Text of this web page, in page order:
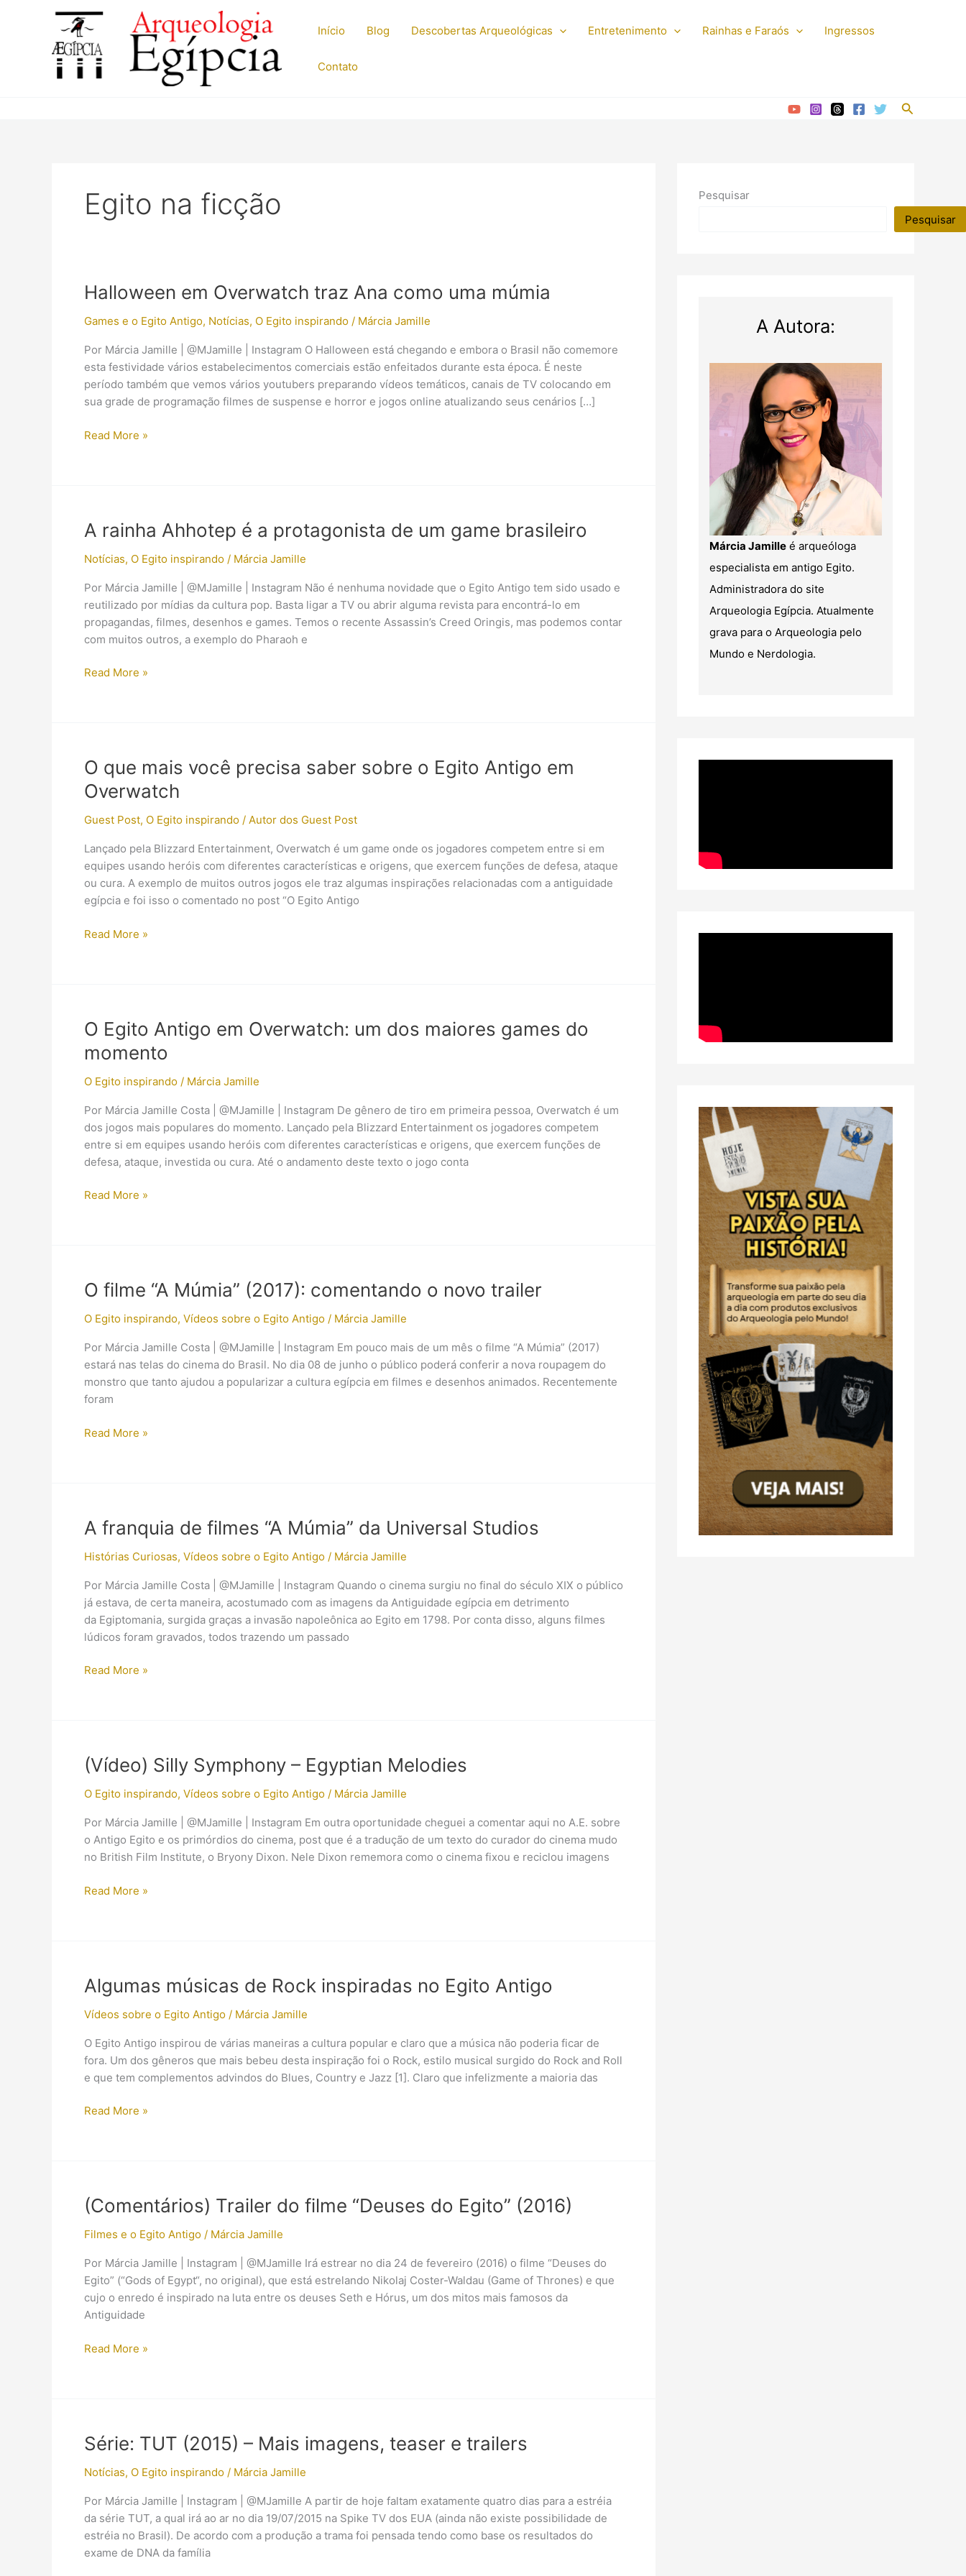
Início Blog Descobertas Arqueológicas Entretenimento Rainhas e Faraós Ingressos
Contato
Pesquisar
Egito na ficção
Halloween em Overwatch traz Ana como uma múmia
Games e o Egito Antigo, Notícias, O Egito inspirando / Márcia Jamille
Por Márcia Jamille | @MJamille | Instagram O Halloween está chegando e embora o Brasil não comemore
esta festividade vários estabelecimentos comerciais estão enfeitados durante esta época. É neste
período também que vemos vários youtubers preparando vídeos temáticos, canais de TV colocando em
sua grade de programação filmes de suspense e horror e jogos online atualizando seus cenários […]
Halloween
como
uma
múmia
Read More »
A rainha Ahhotep é a protagonista de um game brasileiro
Notícias, O Egito inspirando / Márcia Jamille
Por Márcia Jamille | @MJamille | Instagram Não é nenhuma novidade que o Egito Antigo tem sido usado e
reutilizado por mídias da cultura pop. Basta ligar a TV ou abrir alguma revista para encontrá-lo em
propagandas, filmes, desenhos e games. Temos o recente Assassin’s Creed Oringis, mas podemos contar
com muitos outros, a exemplo do Pharaoh e
A
protagonista
de
um
brasileiro
Read More »
O que mais você precisa saber sobre o Egito Antigo em
Overwatch
Guest Post, O Egito inspirando / Autor dos Guest Post
Lançado pela Blizzard Entertainment, Overwatch é um game onde os jogadores competem entre si em
equipes usando heróis com diferentes características e origens, que exercem funções de defesa, ataque
ou cura. A exemplo de muitos outros jogos ele traz algumas inspirações relacionadas com a antiguidade
egípcia e foi isso o comentado no post “O Egito Antigo
O
saber
sobre
o
Antigo
em
Overwatch
Read More »
O Egito Antigo em Overwatch: um dos maiores games do
momento
O Egito inspirando / Márcia Jamille
Por Márcia Jamille Costa | @MJamille | Instagram De gênero de tiro em primeira pessoa, Overwatch é um
dos jogos mais populares do momento. Lançado pela Blizzard Entertainment os jogadores competem
entre si em equipes usando heróis com diferentes características e origens, que exercem funções de
defesa, ataque, investida ou cura. Até o andamento deste texto o jogo conta
O
um
dos
maiores
do
momento
Read More »
O filme “A Múmia” (2017): comentando o novo trailer
O Egito inspirando, Vídeos sobre o Egito Antigo / Márcia Jamille
Por Márcia Jamille Costa | @MJamille | Instagram Em pouco mais de um mês o filme “A Múmia” (2017)
estará nas telas do cinema do Brasil. No dia 08 de junho o público poderá conferir a nova roupagem do
monstro que tanto ajudou a popularizar a cultura egípcia em filmes e desenhos animados. Recentemente
foram
O
comentando
o
novo
Read More »
A franquia de filmes “A Múmia” da Universal Studios
Histórias Curiosas, Vídeos sobre o Egito Antigo / Márcia Jamille
Por Márcia Jamille Costa | @MJamille | Instagram Quando o cinema surgiu no final do século XIX o público
já estava, de certa maneira, acostumado com as imagens da Antiguidade egípcia em detrimento
da Egiptomania, surgida graças a invasão napoleônica ao Egito em 1798. Por conta disso, alguns filmes
lúdicos foram gravados, todos trazendo um passado
A
Múmia”
da
Universal
Read More »
(Vídeo) Silly Symphony – Egyptian Melodies
O Egito inspirando, Vídeos sobre o Egito Antigo / Márcia Jamille
Por Márcia Jamille | @MJamille | Instagram Em outra oportunidade cheguei a comentar aqui no A.E. sobre
o Antigo Egito e os primórdios do cinema, post que é a tradução de um texto do curador do cinema mudo
no British Film Institute, o Bryony Dixon. Nele Dixon rememora como o cinema fixou e reciclou imagens
(Vídeo)
Melodies
Read More »
Algumas músicas de Rock inspiradas no Egito Antigo
Vídeos sobre o Egito Antigo / Márcia Jamille
O Egito Antigo inspirou de várias maneiras a cultura popular e claro que a música não poderia ficar de
fora. Um dos gêneros que mais bebeu desta inspiração foi o Rock, estilo musical surgido do Rock and Roll
e que tem complementos advindos do Blues, Country e Jazz [1]. Claro que infelizmente a maioria das
Algumas
no
Egito
Antigo
Read More »
(Comentários) Trailer do filme “Deuses do Egito” (2016)
Filmes e o Egito Antigo / Márcia Jamille
Por Márcia Jamille | Instagram | @MJamille Irá estrear no dia 24 de fevereiro (2016) o filme “Deuses do
Egito” (“Gods of Egypt“, no original), que está estrelando Nikolaj Coster-Waldau (Game of Thrones) e que
cujo o enredo é inspirado na luta entre os deuses Seth e Hórus, um dos mitos mais famosos da
Antiguidade
(Comentários)
do
Egito”
(2016)
Read More »
Série: TUT (2015) – Mais imagens, teaser e trailers
Notícias, O Egito inspirando / Márcia Jamille
Por Márcia Jamille | Instagram | @MJamille A partir de hoje faltam exatamente quatro dias para a estréia
da série TUT, a qual irá ao ar no dia 19/07/2015 na Spike TV dos EUA (ainda não existe possibilidade de
estréia no Brasil). De acordo com a produção a trama foi pensada tendo como base os resultados do
exame de DNA da família
Pesquisar
Pesquisar
A Autora:
Márcia Jamille é arqueóloga
especialista em antigo Egito.
Administradora do site
Arqueologia Egípcia. Atualmente
grava para o Arqueologia pelo
Mundo e Nerdologia.